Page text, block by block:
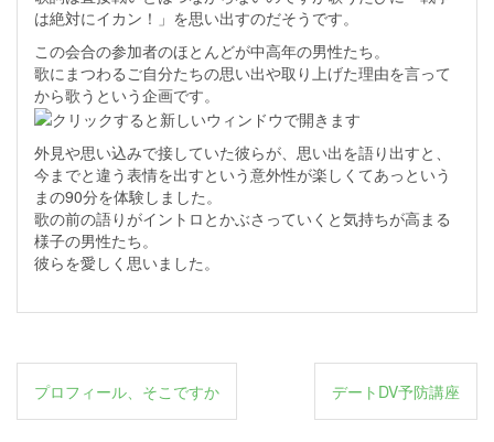
は絶対にイカン！」を思い出すのだそうです。
この会合の参加者のほとんどが中高年の男性たち。
歌にまつわるご自分たちの思い出や取り上げた理由を言って
から歌うという企画です。
外見や思い込みで接していた彼らが、思い出を語り出すと、
今までと違う表情を出すという意外性が楽しくてあっという
まの90分を体験しました。
歌の前の語りがイントロとかぶさっていくと気持ちが高まる
様子の男性たち。
彼らを愛しく思いました。
投
稿
プロフィール、そこですか デートDV予防講座